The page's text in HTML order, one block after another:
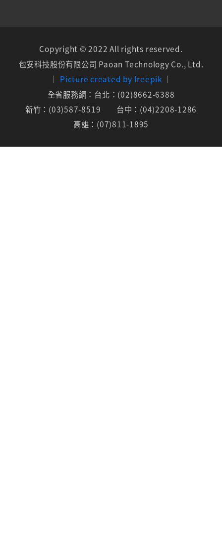
Copyright © 2022 All rights reserved.
包安科技股份有限公司 Paoan Technology Co., Ltd.
│ Picture created by freepik │
全省服務網：台北：(02)8662-6388
新竹：(03)587-8519
台中：(04)2208-1286
高雄：(07)811-1895